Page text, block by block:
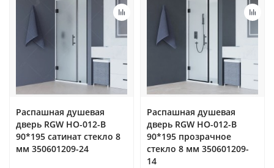
Распашная душевая
дверь RGW HO-012-B
90*195 сатинат стекло 8
мм 350601209-24
Распашная душевая
дверь RGW HO-012-B
90*195 прозрачное
стекло 8 мм 350601209-
14